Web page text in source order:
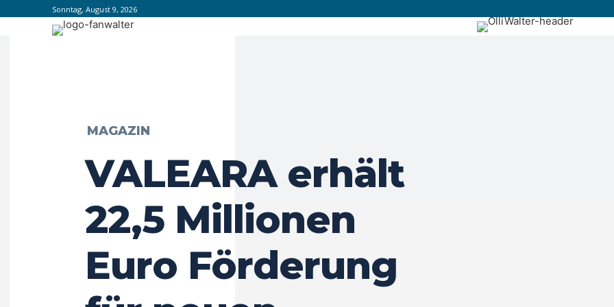
Sonntag, August 9, 2026
MAGAZIN
VALEARA erhält
22,5 Millionen
Euro Förderung